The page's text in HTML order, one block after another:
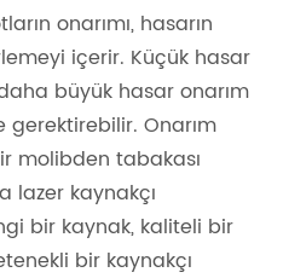
onarımı, hasarın
içerir. Küçük hasar
büyük hasar onarım
Onarım
molibden tabakası
lazer kaynakçı
bir kaynak, kaliteli bir
bir kaynakçı